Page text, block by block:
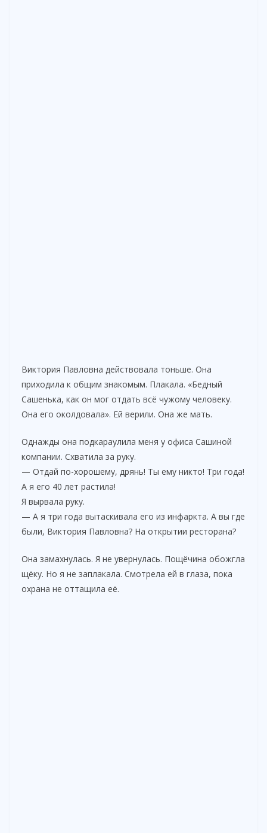
Виктория Павловна действовала тоньше. Она
приходила к общим знакомым. Плакала. «Бедный
Сашенька, как он мог отдать всё чужому человеку.
Она его околдовала». Ей верили. Она же мать.
Однажды она подкараулила меня у офиса Сашиной
компании. Схватила за руку.
— Отдай по-хорошему, дрянь! Ты ему никто! Три года!
А я его 40 лет растила!
Я вырвала руку.
— А я три года вытаскивала его из инфаркта. А вы где
были, Виктория Павловна? На открытии ресторана?
Она замахнулась. Я не увернулась. Пощёчина обожгла
щёку. Но я не заплакала. Смотрела ей в глаза, пока
охрана не оттащила её.